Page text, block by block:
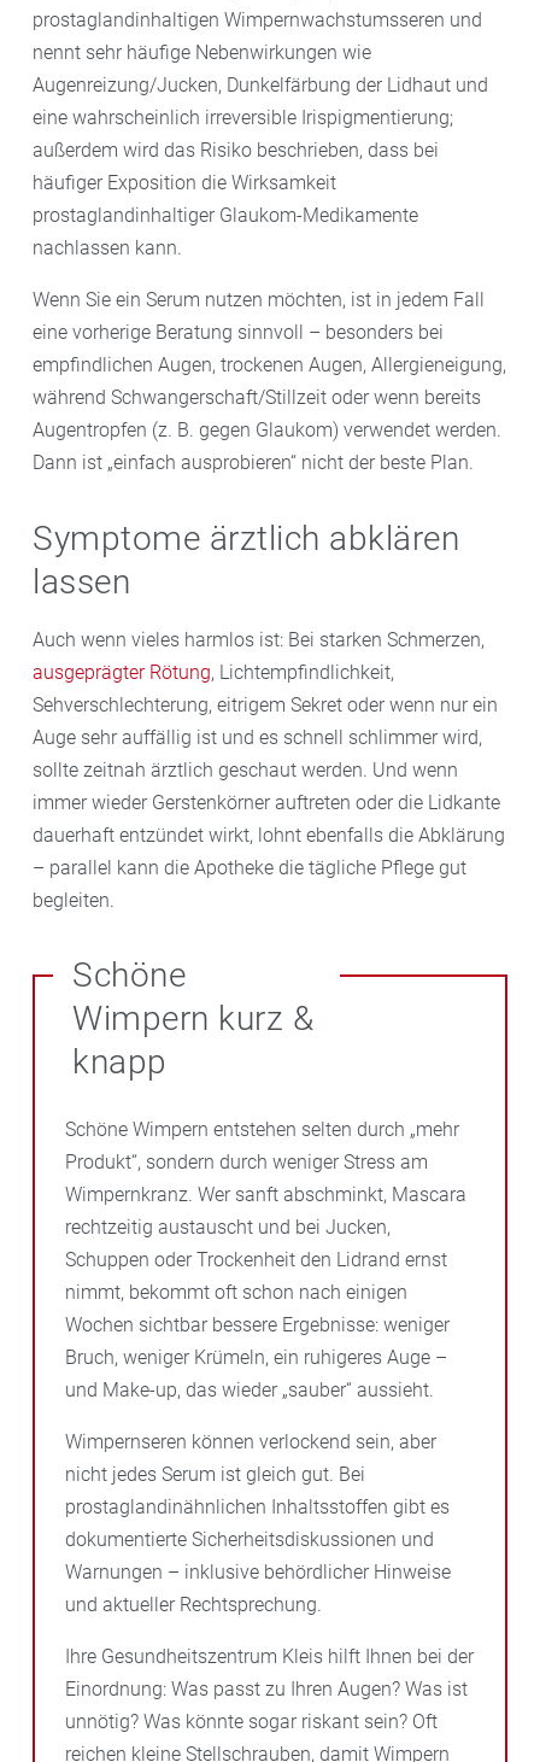
prostaglandinhaltigen Wimpernwachstumsseren und
nennt sehr häufige Nebenwirkungen wie
Augenreizung/Jucken, Dunkelfärbung der Lidhaut und
eine wahrscheinlich irreversible Irispigmentierung;
außerdem wird das Risiko beschrieben, dass bei
häufiger Exposition die Wirksamkeit
prostaglandinhaltiger Glaukom-Medikamente
nachlassen kann.
Wenn Sie ein Serum nutzen möchten, ist in jedem Fall
eine vorherige Beratung sinnvoll – besonders bei
empfindlichen Augen, trockenen Augen, Allergieneigung,
während Schwangerschaft/Stillzeit oder wenn bereits
Augentropfen (z. B. gegen Glaukom) verwendet werden.
Dann ist „einfach ausprobieren“ nicht der beste Plan.
Symptome ärztlich abklären
lassen
Auch wenn vieles harmlos ist: Bei starken Schmerzen,
ausgeprägter Rötung, Lichtempfindlichkeit,
Sehverschlechterung, eitrigem Sekret oder wenn nur ein
Auge sehr auffällig ist und es schnell schlimmer wird,
sollte zeitnah ärztlich geschaut werden. Und wenn
immer wieder Gerstenkörner auftreten oder die Lidkante
dauerhaft entzündet wirkt, lohnt ebenfalls die Abklärung
– parallel kann die Apotheke die tägliche Pflege gut
begleiten.
Schöne
Wimpern kurz &
knapp
Schöne Wimpern entstehen selten durch „mehr
Produkt“, sondern durch weniger Stress am
Wimpernkranz. Wer sanft abschminkt, Mascara
rechtzeitig austauscht und bei Jucken,
Schuppen oder Trockenheit den Lidrand ernst
nimmt, bekommt oft schon nach einigen
Wochen sichtbar bessere Ergebnisse: weniger
Bruch, weniger Krümeln, ein ruhigeres Auge –
und Make-up, das wieder „sauber“ aussieht.
Wimpernseren können verlockend sein, aber
nicht jedes Serum ist gleich gut. Bei
prostaglandinähnlichen Inhaltsstoffen gibt es
dokumentierte Sicherheitsdiskussionen und
Warnungen – inklusive behördlicher Hinweise
und aktueller Rechtsprechung.
Ihre Gesundheitszentrum Kleis hilft Ihnen bei der
Einordnung: Was passt zu Ihren Augen? Was ist
unnötig? Was könnte sogar riskant sein? Oft
reichen kleine Stellschrauben, damit Wimpern